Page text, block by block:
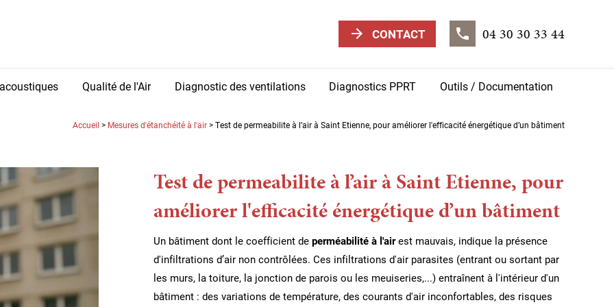
arrow_forward CONTACT phone 04 30 30 33 44
Qualité de l'Air Diagnostic des ventilations Diagnostics PPRT Outils / Documentation
Accueil > Mesures d'étanchéité à l'air> Test de permeabilite à l’air à Saint Etienne, pour améliorer l'efficacité énergétique d’un bâtiment
Test de permeabilite à l’air à Saint Etienne, pour
améliorer l'efficacité énergétique d’un bâtiment
Un bâtiment dont le coefficient de perméabilité à l'airest mauvais, indique la présence
d'infiltrations d’air non contrôlées. Ces infiltrations d'air parasites (entrant ou sortant par
les murs, la toiture, la jonction de parois ou les meuiseries,...) entraînent à l'intérieur d'un
bâtiment : des variations de température, des courants d'air inconfortables, des risques